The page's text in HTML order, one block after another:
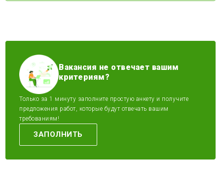
Вакансия не отвечает вашим
критериям?
Только за 1 минуту заполните простую анкету и получите
предложения работ, которые будут отвечать вашим
требованиям!
ЗАПОЛНИТЬ